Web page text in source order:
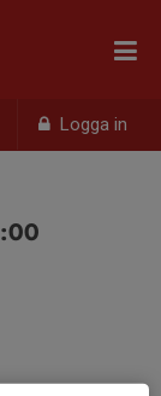
Logga in